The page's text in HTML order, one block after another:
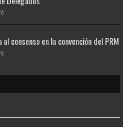
consenso en la convención del PRM